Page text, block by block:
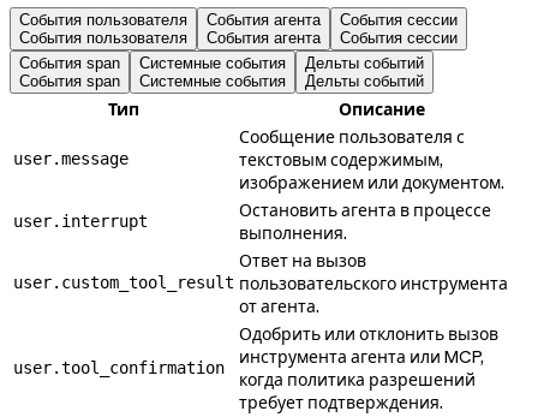
События пользователя
События пользователя
События агента
События агента
События сессии
События сессии
События span
События span
Системные события
Системные события
Дельты событий
Дельты событий
Тип Описание
user.message
Сообщение пользователя с
текстовым содержимым,
изображением или документом.
user.interrupt
Остановить агента в процессе
выполнения.
user.custom_tool_result
Ответ на вызов
пользовательского инструмента
от агента.
user.tool_confirmation
Одобрить или отклонить вызов
инструмента агента или MCP,
когда политика разрешений
требует подтверждения.